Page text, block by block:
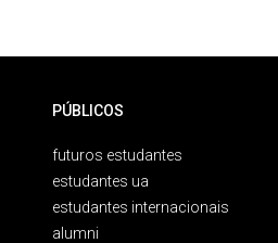
PÚBLICOS
futuros estudantes
estudantes ua
estudantes internacionais
alumni